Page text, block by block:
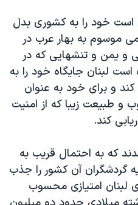
است خود را به کشوری بدل
موسوم به بهار عرب در
و يمن و تنشهايی که در
لبنان جايگاه خود را به
و برای خود به عنوان
و طبيعت زيبا که از امنيت
کند.
که به احتمال قريب به
گردشگران آن کشور را جذب
لبنان امتيازی محسوب